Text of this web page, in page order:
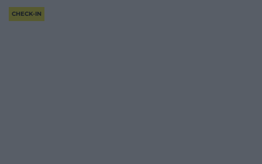
CHECK-IN